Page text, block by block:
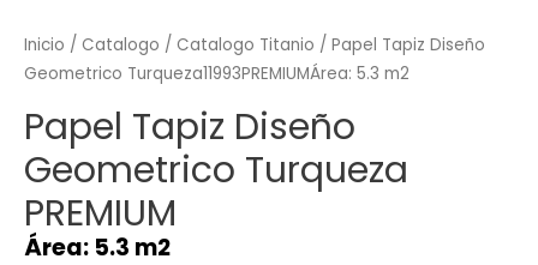
Inicio / Catalogo / Catalogo Titanio / Papel Tapiz Diseño
Geometrico Turqueza11993PREMIUMÁrea: 5.3 m2
Papel Tapiz Diseño
Geometrico Turqueza
PREMIUM
Área: 5.3 m2